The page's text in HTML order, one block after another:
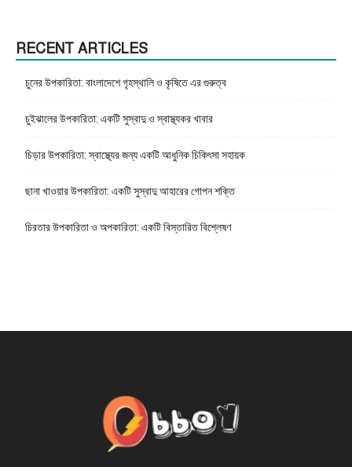
RECENT ARTICLES
চুনের উপকারিতা: বাংলাদেশে গৃহস্থালি ও কৃষিতে এর গুরুত্ব
চুইঝালের উপকারিতা: একটি সুস্বাদু ও স্বাস্থ্যকর খাবার
চিড়ার উপকারিতা: স্বাস্থ্যের জন্য একটি আধুনিক চিকিৎসা সহায়ক
ছানা খাওয়ার উপকারিতা: একটি সুস্বাদু আহারের গোপন শক্তি
চিরতার উপকারিতা ও অপকারিতা: একটি বিস্তারিত বিশ্লেষণ